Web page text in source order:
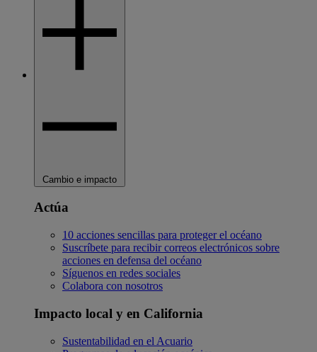
Cambio e impacto
Actúa
10 acciones sencillas para proteger el océano
Suscríbete para recibir correos electrónicos sobre
acciones en defensa del océano
Síguenos en redes sociales
Colabora con nosotros
Impacto local y en California
Sustentabilidad en el Acuario